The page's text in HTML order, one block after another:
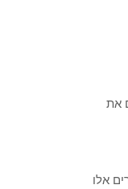
את
אלו